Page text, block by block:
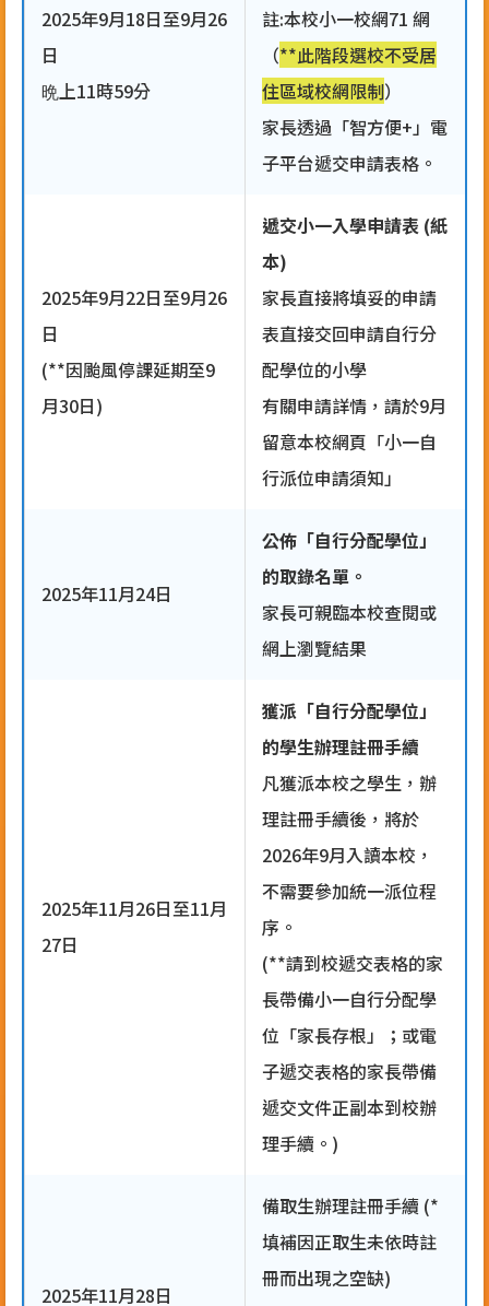
2025年9月18日至9月26
日
晩上11時59分
註:本校小一校網71 網
（**此階段選校不受居
住區域校網限制）
家長透過「智方便+」電
子平台遞交申請表格。
2025年9月22日至9月26
日
(**因颱風停課延期至9
月30日)
遞交小一入學申請表 (紙
本)
家長直接將填妥的申請
表直接交回申請自行分
配學位的小學
有關申請詳情，請於9月
留意本校網頁「小一自
行派位申請須知」
2025年11月24日
公佈「自行分配學位」
的取錄名單。
家長可親臨本校查閱或
網上瀏覽結果
2025年11月26日至11月
27日
獲派「自行分配學位」
的學生辦理註冊手續
凡獲派本校之學生，辦
理註冊手續後，將於
2026年9月入讀本校，
不需要參加統一派位程
序。
(**請到校遞交表格的家
長帶備小一自行分配學
位「家長存根」；或電
子遞交表格的家長帶備
遞交文件正副本到校辦
理手續。)
2025年11月28日
備取生辦理註冊手續 (*
填補因正取生未依時註
冊而出現之空缺)